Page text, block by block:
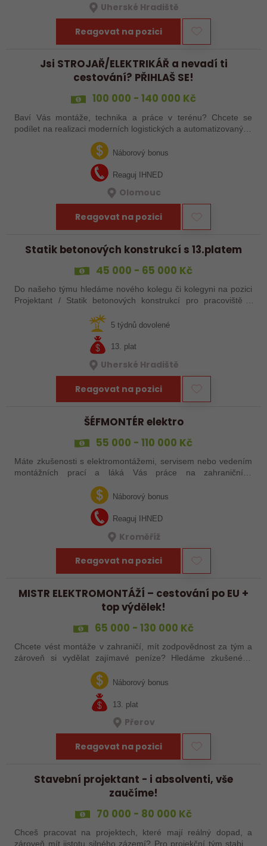
Uherské Hradiště
Reagovat na pozici
Jsi STROJAŘ/ELEKTRIKÁŘ a nevadí ti
cestování? PŘIHLAŠ SE!
100 000 - 140 000 Kč
Baví Vás montáže, technika a práce v terénu? Chcete se
podílet na realizaci moderních logistických a automatizovaných
systémů po celé Evropě? Ať už jste zkušený šéfmontér,
servisní technik nebo…
Náborový bonus
Reaguj IHNED
Olomouc
Reagovat na pozici
Statik betonových konstrukcí s 13.platem
45 000 - 65 000 Kč
Do našeho týmu hledáme nového kolegu či kolegyni na pozici
Projektant / Statik betonových konstrukcí pro pracoviště v
5 týdnů dovolené
13. plat
Uherské Hradiště
Reagovat na pozici
ŠÉFMONTÉR elektro
55 000 - 110 000 Kč
Máte zkušenosti s elektromontážemi, servisem nebo vedením
montážních prací a láká Vás práce na zahraničních
už nechce být jen „řadový…Náborový bonus
Reaguj IHNED
Kroměříž
Reagovat na pozici
MISTR ELEKTROMONTÁŽÍ – cestování po EU +
top výdělek!
65 000 - 130 000 Kč
Chcete vést montáže v zahraničí, mít zodpovědnost za tým a
zároveň si vydělat zajímavé peníze? Hledáme zkušeného
elektrotechnika, který se nebojí vzít věci do vlastních rukou –
Náborový bonus
13. plat
Přerov
Reagovat na pozici
Stavební projektant - i absolventi, vše
zaučíme!
70 000 - 80 000 Kč
Chceš pracovat na projektech, které mají reálný dopad, a
zároveň mít jistotu silného zázemí? Pro projekční tým stabilní